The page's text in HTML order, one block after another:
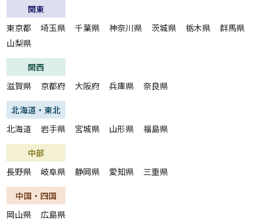
関東
東京都
埼玉県 千葉県 神奈川県 茨城県 栃木県
群馬県
山梨県
関西
滋賀県
京都府 大阪府 兵庫県 奈良県
北海道・東北
北海道
岩手県 宮城県 山形県 福島県
中部
長野県
岐阜県 静岡県 愛知県 三重県
中国・四国
岡山県
広島県